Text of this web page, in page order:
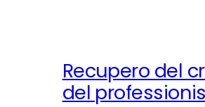
Recupero del
del